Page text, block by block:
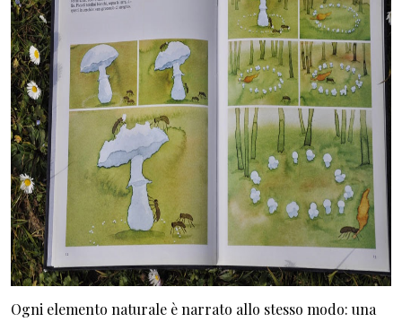
Ogni elemento naturale è narrato allo stesso modo: una